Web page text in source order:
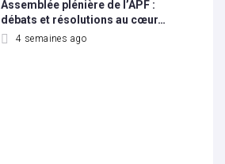
Assemblée plénière de l’APF :
débats et résolutions au cœur…
4 semaines ago